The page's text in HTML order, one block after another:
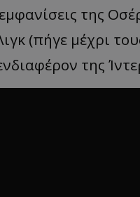
της
(πήγε μέχρι
της